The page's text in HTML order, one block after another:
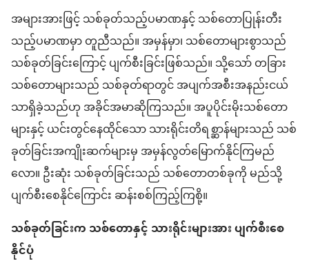
အများအားဖြင့် သစ်ခုတ်သည့်ပမာဏနှင့် သစ်တောပြုန်းတီး
သည့်ပမာဏမှာ တူညီသည်။ အမှန်မှာ၊ သစ်တောများစွာသည်
သစ်ခုတ်ခြင်းကြောင့် ပျက်စီးခြင်းဖြစ်သည်။ သို့သော် တခြား
သစ်တောများသည် သစ်ခုတ်ရာတွင် အပျက်အစီးအနည်းငယ်
သာရှိခဲ့သည်ဟု အခိုင်အမာဆိုကြသည်။ အပူပိုင်းမိုးသစ်တော
များနှင့် ယင်းတွင်နေထိုင်သော သားရိုင်းတိရစ္ဆာန်များသည် သစ်
ခုတ်ခြင်းအကျိုးဆက်များမှ အမှန်လွတ်မြောက်နိုင်ကြမည်
လော။ ဦးဆုံး သစ်ခုတ်ခြင်းသည် သစ်တောတစ်ခုကို မည်သို့
ပျက်စီးစေနိုင်ကြောင်း ဆန်းစစ်ကြည့်ကြစို့။
သစ်ခုတ်ခြင်းက သစ်တောနှင့် သားရိုင်းများအား ပျက်စီးစေ
နိုင်ပုံ